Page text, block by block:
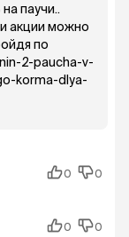
паучи..
акции можно
по
2-paucha-v-
korma-dlya-
0
0
0
0